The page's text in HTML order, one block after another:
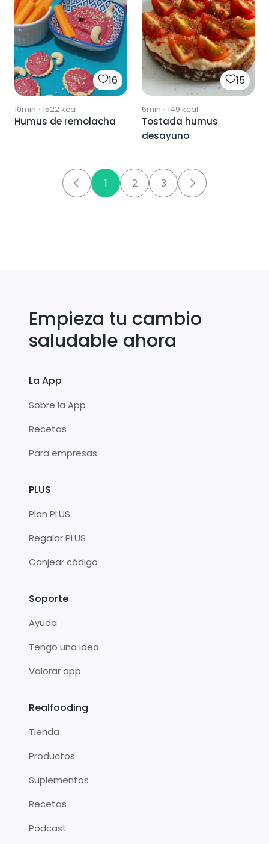
16
10min · 1522kcal
Humus de remolacha
15
6min · 149 kcal
Tostada humus
desayuno
1 2 3
Empieza tu cambio
saludable ahora
La App
Sobre la App
Recetas
Para empresas
PLUS
Plan PLUS
Regalar PLUS
Canjear código
Soporte
Ayuda
Tengo una idea
Valorar app
Realfooding
Tienda
Productos
Suplementos
Recetas
Podcast